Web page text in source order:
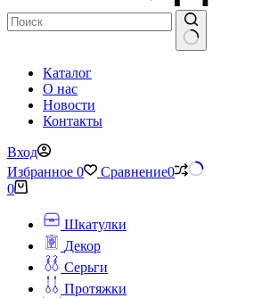
найдено
Каталог
О нас
Новости
Контакты
Вход
Избранное 0 Сравнение0
Корзина
0
Шкатулки
Декор
Серьги
Протяжки